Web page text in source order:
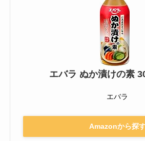
エバラ ぬか漬けの素
エバラ
Amazonから探